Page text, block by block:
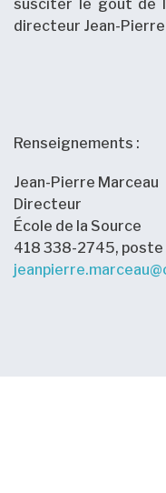
susciter le goût de
directeur Jean-Pierre
Renseignements :
Jean-Pierre Marceau
Directeur
École de la Source
418 338-2745, poste